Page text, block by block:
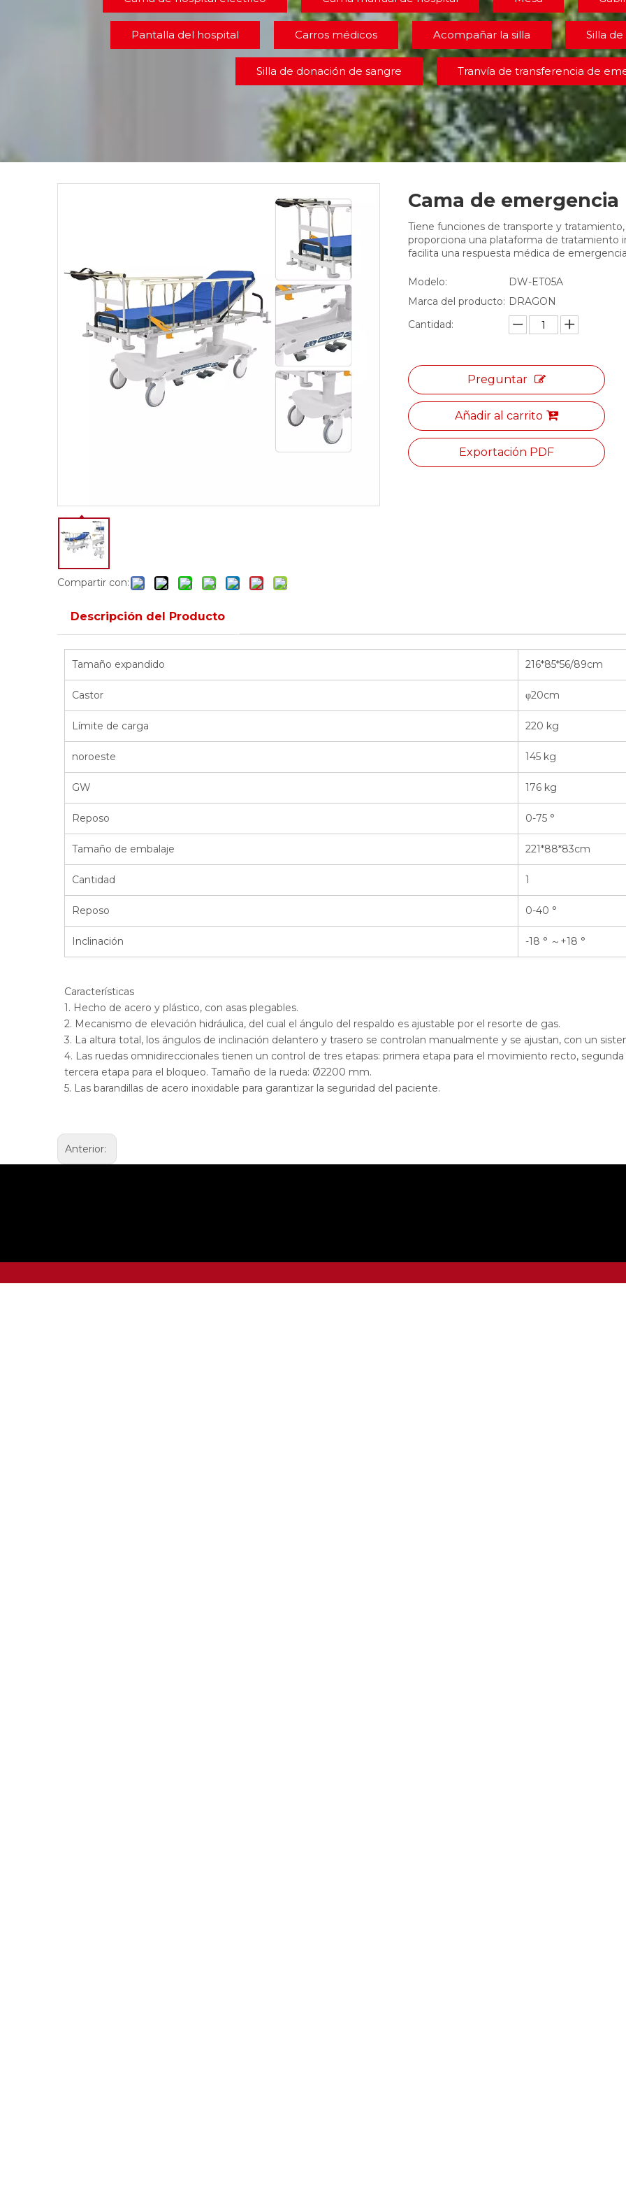
Pantalla del hospital Carros médicos Acompañar la silla Silla de
Silla de donación de sangre Tranvía de transferencia de
Compartir con:
Cama de emergencia
Tiene funciones de transporte y
proporciona una plataforma de tratamiento
facilita una respuesta médica de
Modelo:
DW-ET05A
Marca del producto: DRAGON
Cantidad:
Preguntar
Añadir al carrito
Exportación PDF
Descripción del Producto
Tamaño expandido 216*85*56/89cm
Castor φ20cm
Límite de carga 220 kg
noroeste 145 kg
GW 176 kg
Reposo 0-75 °
Tamaño de embalaje 221*88*83cm
Cantidad 1
Reposo 0-40 °
Inclinación -18 ° ～+18 °
Características
1. Hecho de acero y plástico, con asas plegables.
2. Mecanismo de elevación hidráulica, del cual el ángulo del respaldo es ajustable por el resorte de gas.
3. La altura total, los ángulos de inclinación delantero y trasero se controlan manualmente y se ajustan, con un
4. Las ruedas omnidireccionales tienen un control de tres etapas: primera etapa para el movimiento recto,
tercera etapa para el bloqueo. Tamaño de la rueda: Ø2200 mm.
5. Las barandillas de acero inoxidable para garantizar la seguridad del paciente.
Anterior: